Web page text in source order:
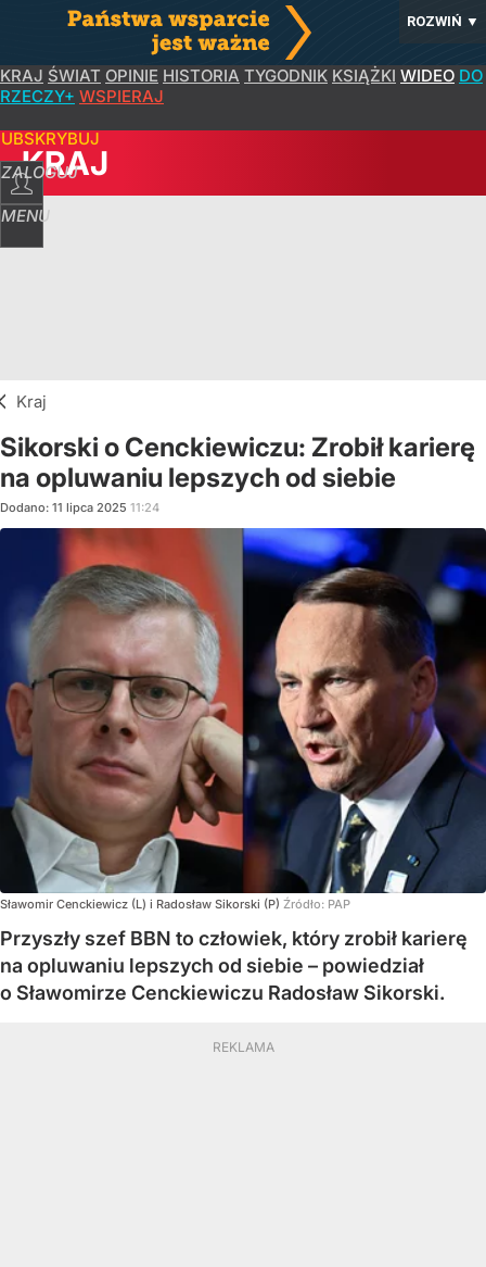
ROZWIŃ ▼
KRAJ ŚWIAT OPINIE HISTORIA TYGODNIK KSIĄŻKI WIDEO DO
RZECZY+ WSPIERAJ
ZALOGUJ
MENU
KRAJ
Kraj
Sikorski o Cenckiewiczu: Zrobił karierę
na opluwaniu lepszych od siebie
Dodano: 11 lipca 2025 11:24
Sławomir Cenckiewicz (L) i Radosław Sikorski (P) Źródło: PAP
Przyszły szef BBN to człowiek, który zrobił karierę
na opluwaniu lepszych od siebie – powiedział
o Sławomirze Cenckiewiczu Radosław Sikorski.